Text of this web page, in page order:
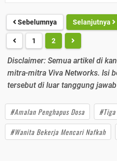
Sebelumnya Selanjutnya
1 2
Disclaimer: Semua artikel di
mitra-mitra Viva Networks. Isi
tersebut di luar tanggung
#Amalan Penghapus Dosa
#Tiga
#Wanita Bekerja Mencari Nafkah